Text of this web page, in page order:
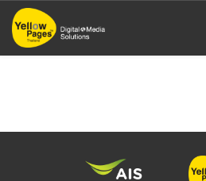
ข้าม
ไป